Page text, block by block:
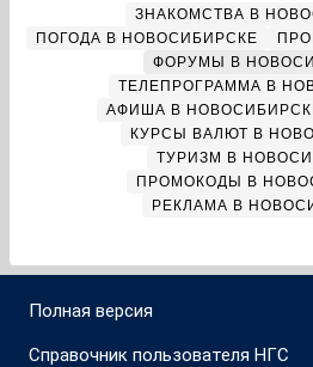
ЗНАКОМСТВА В
ПОГОДА В НОВОСИБИРСКЕ
ФОРУМЫ В
ТЕЛЕПРОГРАММА В
АФИША В
КУРСЫ ВАЛЮТ В
ТУРИЗМ В
ПРОМОКОДЫ В
РЕКЛАМА В
Полная версия
Справочник пользователя НГС